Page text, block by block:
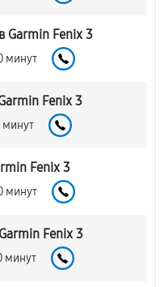
Garmin Fenix 3
минут
Fenix 3
минут
Fenix 3
минут
Fenix 3
минут